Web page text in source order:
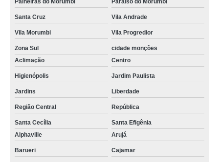
Paineiras do Morumbi Paraíso do Morumbi
Santa Cruz Vila Andrade
Vila Morumbi Vila Progredior
Zona Sul
cidade monções
Aclimação
Centro
Higienópolis Jardim Paulista
Jardins Liberdade
Região Central República
Santa Cecília
Santa Efigênia
Alphaville
Arujá
Barueri Cajamar